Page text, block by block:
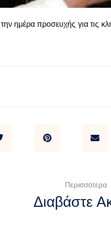
ημέρα προσευχής για τις
Περισσότερα
Διαβάστε